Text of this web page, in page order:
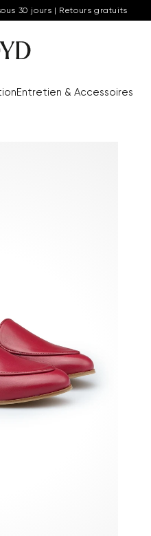
30 jours | Retours gratuits
Entretien & Accessoires